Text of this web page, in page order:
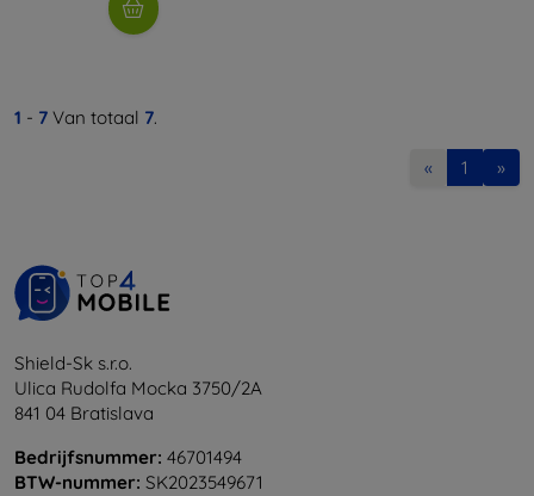
1 - 7 Van totaal 7.
« 1 »
Shield-Sk s.r.o.
Ulica Rudolfa Mocka 3750/2A
841 04 Bratislava
Bedrijfsnummer: 46701494
BTW-nummer: SK2023549671